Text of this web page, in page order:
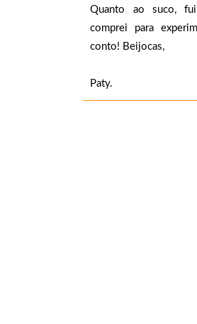
Quanto ao suco,
comprei para
conto! Beijocas,
Paty.